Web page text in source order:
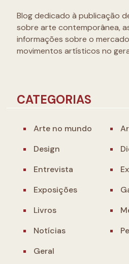
Blog dedicado à publicação
sobre arte contemporânea,
informações sobre o
movimentos artísticos no
CATEGORIAS
Arte no mundo
Design
Entrevista
Exposições
Livros
Notícias
Geral